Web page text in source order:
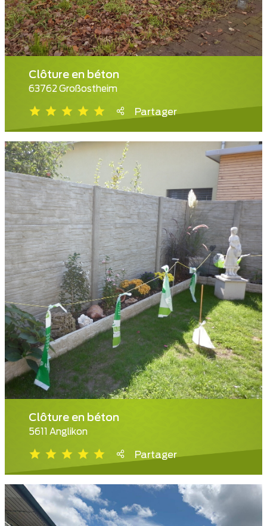
Clôture en béton
63762 Großostheim
Partager
Clôture en béton
5611 Anglikon
Partager